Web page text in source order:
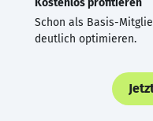
Schon als Basis-
deutlich optimieren.